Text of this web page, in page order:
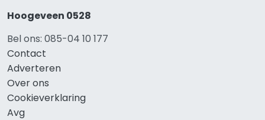
Hoogeveen 0528
Bel ons: 085-04 10 177
Contact
Adverteren
Over ons
Cookieverklaring
Avg